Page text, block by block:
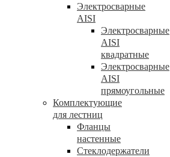
Электросварные
AISI
Электросварные
AISI
квадратные
Электросварные
AISI
прямоугольные
Комплектующие
для лестниц
Фланцы
настенные
Стеклодержатели